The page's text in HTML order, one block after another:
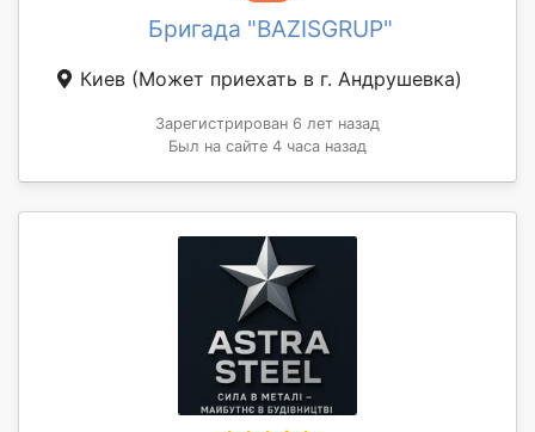
Бригада "BAZISGRUP"
Киев (Может приехать в г. Андрушевка)
Зарегистрирован 6 лет назад
Был на сайте 4 часа назад